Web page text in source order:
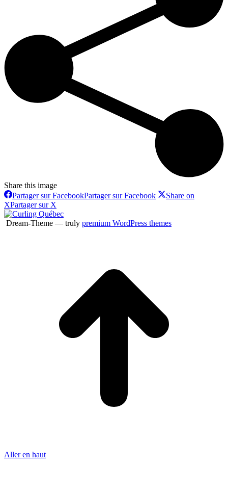
Share this image
Partager sur FacebookPartager sur Facebook
Share on
XPartager sur X
Dream-Theme — truly premium WordPress themes
Aller en haut